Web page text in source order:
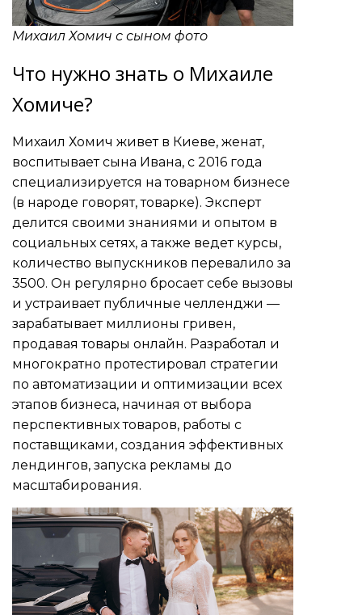
Михаил Хомич с сыном фото
Что нужно знать о Михаиле
Хомиче?
Михаил Хомич живет в Киеве, женат,
воспитывает сына Ивана, с 2016 года
специализируется на товарном бизнесе
(в народе говорят, товарке). Эксперт
делится своими знаниями и опытом в
социальных сетях, а также ведет курсы,
количество выпускников перевалило за
3500. Он регулярно бросает себе вызовы
и устраивает публичные челленджи —
зарабатывает миллионы гривен,
продавая товары онлайн. Разработал и
многократно протестировал стратегии
по автоматизации и оптимизации всех
этапов бизнеса, начиная от выбора
перспективных товаров, работы с
поставщиками, создания эффективных
лендингов, запуска рекламы до
масштабирования.